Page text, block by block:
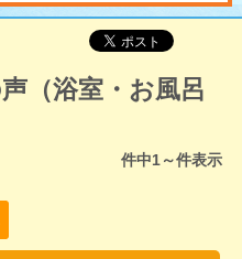
（浴室・お風呂
件中1～件表示